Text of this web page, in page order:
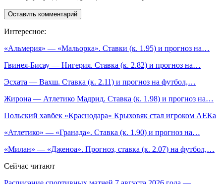
Интересное:
«Альмерия» — «Мальорка». Ставки (к. 1.95) и прогноз на…
Гвинея-Бисау — Нигерия. Ставка (к. 2.82) и прогноз на…
Эсхата — Вахш. Ставка (к. 2.11) и прогноз на футбол,…
Жирона — Атлетико Мадрид. Ставка (к. 1.98) и прогноз на…
Польский хавбек «Краснодара» Крыховяк стал игроком АЕКа
«Атлетико» — «Гранада». Ставка (к. 1.90) и прогноз на…
«Милан» — «Дженоа». Прогноз, ставка (к. 2.07) на футбол,…
Сейчас читают